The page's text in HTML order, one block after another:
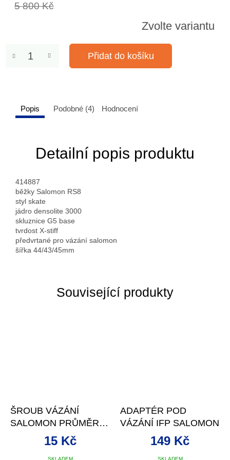
5 800 Kč
Zvolte variantu
Přidat do košíku
Související produkty
ŠROUB VÁZÁNÍ
SALOMON PRŮMĚR
6,3X14,5MM
15 Kč
ADAPTÉR POD
VÁZÁNÍ IFP SALOMON
149 Kč
Popis Podobné (4) Hodnocení
Detailní popis produktu
414887
běžky Salomon RS8
styl skate
jádro densolite 3000
skluznice G5 base
tvrdost X-stiff
předvrtané pro vázání salomon
šířka 44/43/45mm